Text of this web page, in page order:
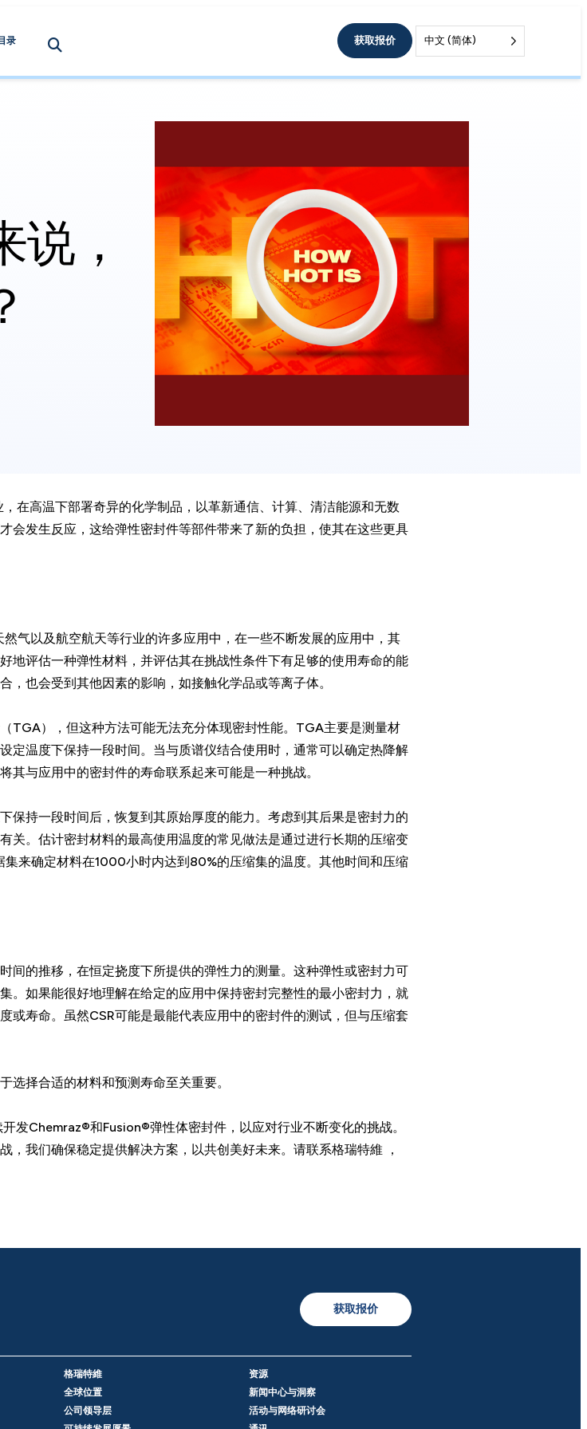
录 获取报价 中文 (简体)
，
在高温下部署奇异的化学制品，以革新通信、计算、清洁能源和无数
会发生反应，这给弹性密封件等部件带来了新的负担，使其在这些更具
气以及航空航天等行业的许多应用中，在一些不断发展的应用中，其
地评估一种弹性材料，并评估其在挑战性条件下有足够的使用寿命的能
也会受到其他因素的影响，如接触化学品或等离子体。
TGA），但这种方法可能无法充分体现密封性能。TGA主要是测量材
定温度下保持一段时间。当与质谱仪结合使用时，通常可以确定热降解
与应用中的密封件的寿命联系起来可能是一种挑战。
保持一段时间后，恢复到其原始厚度的能力。考虑到其后果是密封力的
关。估计密封材料的最高使用温度的常见做法是通过进行长期的压缩变
来确定材料在1000小时内达到80%的压缩集的温度。其他时间和压缩
间的推移，在恒定挠度下所提供的弹性力的测量。这种弹性或密封力可
。如果能很好地理解在给定的应用中保持密封完整性的最小密封力，就
或寿命。虽然CSR可能是最能代表应用中的密封件的测试，但与压缩套
选择合适的材料和预测寿命至关重要。
发Chemraz®和Fusion®弹性体密封件，以应对行业不断变化的挑战。
我们确保稳定提供解决方案，以共创美好未来。请联系格瑞特維 ，
获取报价
格瑞特維
全球位置
公司领导层
资源
新闻中心与洞察
活动与网络研讨会